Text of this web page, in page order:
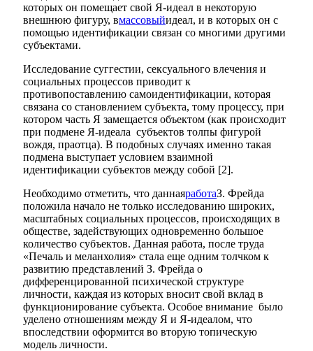
которых он помещает свой Я-идеал в некоторую
внешнюю фигуру, вмассовыйидеал, и в которых он с
помощью идентификации связан со многими другими
субъектами.
Исследование суггестии, сексуального влечения и
социальных процессов приводит к
противопоставлению самоидентификации, которая
связана со становлением субъекта, тому процессу, при
котором часть Я замещается объектом (как происходит
при подмене Я-идеала субъектов толпы фигурой
вождя, праотца). В подобных случаях именно такая
подмена выступает условием взаимной
идентификации субъектов между собой [2].
Необходимо отметить, что даннаяработаЗ. Фрейда
положила начало не только исследованию широких,
масштабных социальных процессов, происходящих в
обществе, задействующих одновременно большое
количество субъектов. Данная работа, после труда
«Печаль и меланхолия» стала еще одним толчком к
развитию представлений З. Фрейда о
дифференцированной психической структуре
личности, каждая из которых вносит свой вклад в
функционирование субъекта. Особое внимание было
уделено отношениям между Я и Я-идеалом, что
впоследствии оформится во вторую топическую
модель личности.